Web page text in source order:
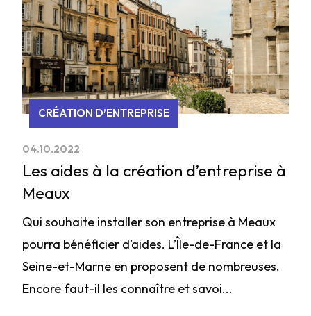
CRÉATION D’ENTREPRISE
04.10.2022
Les aides à la création d’entreprise à
Meaux
Qui souhaite installer son entreprise à Meaux
pourra bénéficier d’aides. L’Île-de-France et la
Seine-et-Marne en proposent de nombreuses.
Encore faut-il les connaître et savoi...